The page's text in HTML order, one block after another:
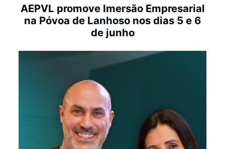
AEPVL promove Imersão Empresarial
na Póvoa de Lanhoso nos dias 5 e 6
de junho